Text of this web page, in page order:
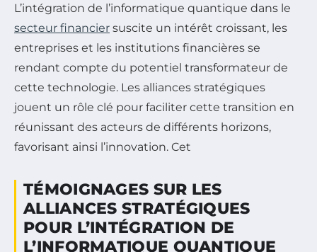
L’intégration de l’informatique quantique dans le
secteur financier suscite un intérêt croissant, les
entreprises et les institutions financières se
rendant compte du potentiel transformateur de
cette technologie. Les alliances stratégiques
jouent un rôle clé pour faciliter cette transition en
réunissant des acteurs de différents horizons,
favorisant ainsi l’innovation. Cet
TÉMOIGNAGES SUR LES
ALLIANCES STRATÉGIQUES
POUR L’INTÉGRATION DE
L’INFORMATIQUE QUANTIQUE